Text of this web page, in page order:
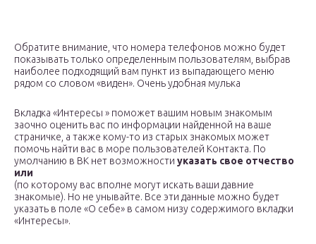
Обратите внимание, что номера телефонов можно будет
показывать только определенным пользователям, выбрав
наиболее подходящий вам пункт из выпадающего меню
рядом со словом «виден». Очень удобная мулька
Вкладка «Интересы » поможет вашим новым знакомым
заочно оценить вас по информации найденной на ваше
страничке, а также кому-то из старых знакомых может
помочь найти вас в море пользователей Контакта. По
умолчанию в ВК нет возможности указать свое отчество
или
(по которому вас вполне могут искать ваши давние
знакомые). Но не унывайте. Все эти данные можно будет
указать в поле «О себе» в самом низу содержимого вкладки
«Интересы».